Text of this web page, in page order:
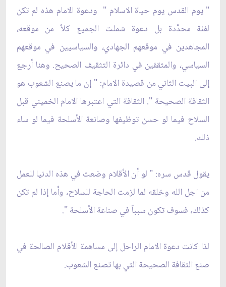
" يوم القدس يوم حياة الاسلام " ودعوة الامام هذه لم تكن
لفئة محدَّدة بل دعوة شملت الجميع كلاً من موقعه،
المجاهدين في موقعهم الجهادي، والسياسيين في موقعهم
السياسي، والمثقفين في دائرة التثقيف الصحيح. وهنا أرجع
إلى البيت الثاني من قصيدة الامام: " إن ما يصنع الشعوب هو
الثقافة الصحيحة ". الثقافة التي اعتبرها الامام الخميني قبل
السلاح فيما لو حسن توظيفها وصانعة الأسلحة فيما لو ساء
ذلك.
يقول قدس سره: " لو أن الأقلام وضعت في هذه الدنيا للعمل
من اجل الله وخلقه لما لزمت الحاجة للسلاح، وأما إذا لم تكن
كذلك، فسوف تكون سبباً في صناعة الأسلحة ".
لذا كانت دعوة الامام الراحل إلى مساهمة الأقلام الصالحة في
صنع الثقافة الصحيحة التي بها تصنع الشعوب.